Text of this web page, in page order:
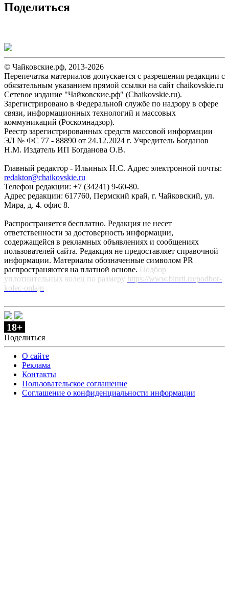
Поделиться
© Чайковские.рф, 2013-2026
Перепечатка материалов допускается с разрешения редакции с
обязательным указанием прямой ссылки на сайт chaikovskie.ru
Сетевое издание "Чайковские.рф" (Chaikovskie.ru).
Зарегистрировано в Федеральной службе по надзору в сфере
связи, информационных технологий и массовых
коммуникаций (Роскомнадзор).
Реестр зарегистрированных средств массовой информации
ЭЛ № ФС 77 - 88890 от 24.12.2024 г. Учредитель Богданов
Н.М. Издатель ИП Богданова О.В.
Главный редактор - Ильиных Н.С. Адрес электронной почты:
redaktor@chaikovskie.ru
Телефон редакции: +7 (34241) 9-60-80.
Адрес редакции: 617760, Пермский край, г. Чайковский, ул.
Мира, д. 4. офис 8.
Распространяется бесплатно. Редакция не несет
ответственности за достоверность информации,
содержащейся в рекламных объявлениях и сообщениях
пользователей сайта. Редакция не предоставляет справочной
информации. Материалы обозначенные символом PR
распространяются на платной основе. Подбор
уплотнительных колец по размеру https://www.binrti.ru/podbor-
kolec-onlajn
18+
Поделиться
О сайте
Реклама
Контакты
Пользовательское соглашение
Соглашение о конфиденциальности информации